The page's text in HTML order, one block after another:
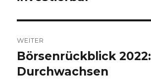
WEITER
Nächster
Beitrag:
Börsenrückblick 2022:
Durchwachsen